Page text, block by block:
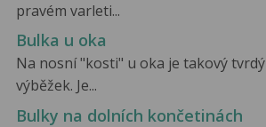
pravém varleti...
Bulka u oka
Na nosní "kosti" u oka je takový tvrdý
výběžek. Je...
Bulky na dolních končetinách